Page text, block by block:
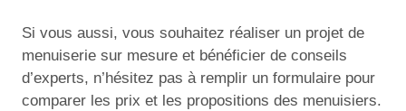
Si vous aussi, vous souhaitez réaliser un projet de
menuiserie sur mesure et bénéficier de conseils
d’experts, n’hésitez pas à remplir un formulaire pour
comparer les prix et les propositions des menuisiers.